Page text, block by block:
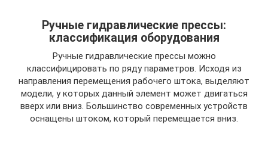
Ручные гидравлические прессы:
классификация оборудования
Ручные гидравлические прессы можно
классифицировать по ряду параметров. Исходя из
направления перемещения рабочего штока, выделяют
модели, у которых данный элемент может двигаться
вверх или вниз. Большинство современных устройств
оснащены штоком, который перемещается вниз.